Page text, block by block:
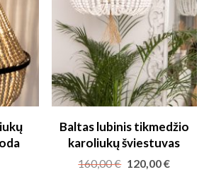
Baltas lubinis tikmedžio
karoliukų šviestuvas
160,00€ Original
120,00€